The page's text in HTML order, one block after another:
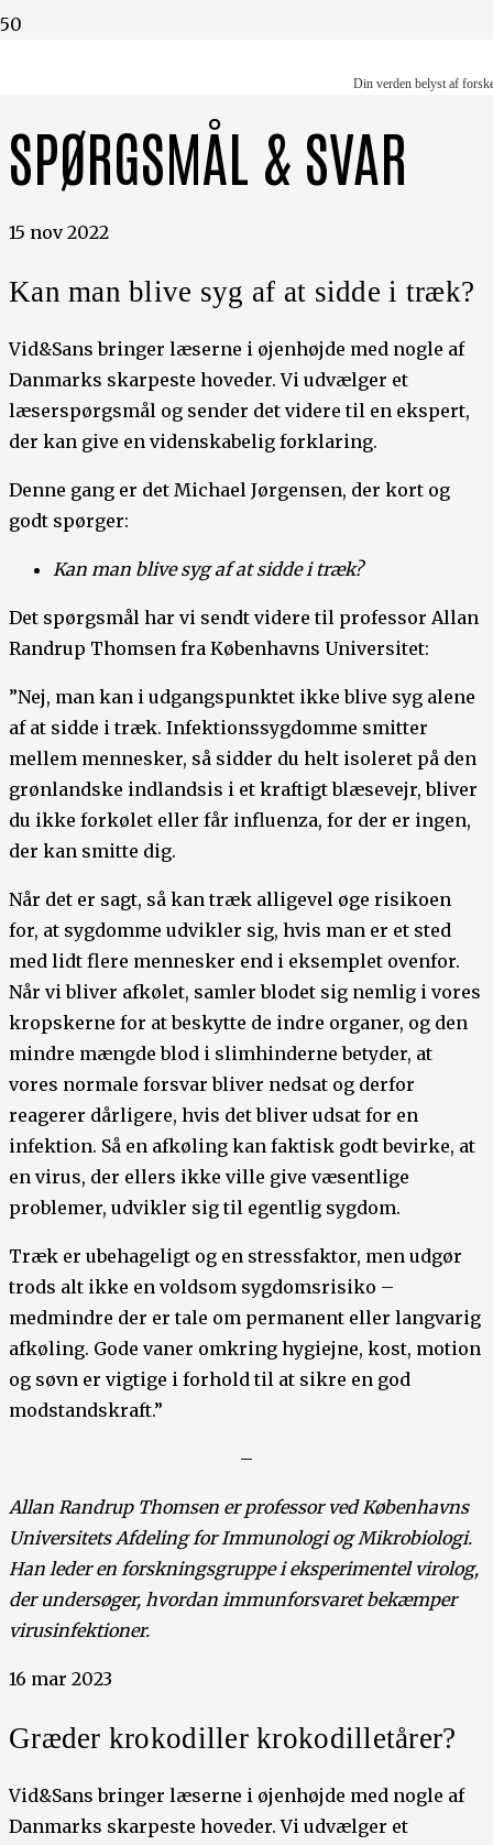
Din verden belyst af
SPØRGSMÅL & SVAR
15 nov 2022
Kan man blive syg af at sidde i træk?
Vid&Sans bringer læserne i øjenhøjde med nogle af
Danmarks skarpeste hoveder. Vi udvælger et
læserspørgsmål og sender det videre til en ekspert,
der kan give en videnskabelig forklaring.
Denne gang er det Michael Jørgensen, der kort og
godt spørger:
Kan man blive syg af at sidde i træk?
Det spørgsmål har vi sendt videre til professor Allan
Randrup Thomsen fra Københavns Universitet:
”Nej, man kan i udgangspunktet ikke blive syg alene
af at sidde i træk. Infektionssygdomme smitter
mellem mennesker, så sidder du helt isoleret på den
grønlandske indlandsis i et kraftigt blæsevejr, bliver
du ikke forkølet eller får influenza, for der er ingen,
der kan smitte dig.
Når det er sagt, så kan træk alligevel øge risikoen
for, at sygdomme udvikler sig, hvis man er et sted
med lidt flere mennesker end i eksemplet ovenfor.
Når vi bliver afkølet, samler blodet sig nemlig i vores
kropskerne for at beskytte de indre organer, og den
mindre mængde blod i slimhinderne betyder, at
vores normale forsvar bliver nedsat og derfor
reagerer dårligere, hvis det bliver udsat for en
infektion. Så en afkøling kan faktisk godt bevirke, at
en virus, der ellers ikke ville give væsentlige
problemer, udvikler sig til egentlig sygdom.
Træk er ubehageligt og en stressfaktor, men udgør
trods alt ikke en voldsom sygdomsrisiko –
medmindre der er tale om permanent eller langvarig
afkøling. Gode vaner omkring hygiejne, kost, motion
og søvn er vigtige i forhold til at sikre en god
modstandskraft.”
–
Allan Randrup Thomsen er professor ved Københavns
Universitets Afdeling for Immunologi og Mikrobiologi.
Han leder en forskningsgruppe i eksperimentel virolog,
der undersøger, hvordan immunforsvaret bekæmper
virusinfektioner.
16 mar 2023
Græder krokodiller krokodilletårer?
Vid&Sans bringer læserne i øjenhøjde med nogle af
Danmarks skarpeste hoveder. Vi udvælger et